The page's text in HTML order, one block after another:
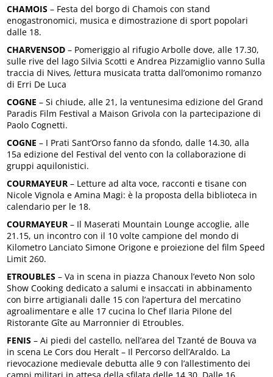
CHAMOIS – Festa del borgo di Chamois con stand
enogastronomici, musica e dimostrazione di sport popolari
dalle 18.
CHARVENSOD – Pomeriggio al rifugio Arbolle dove, alle 17.30,
sulle rive del lago Silvia Scotti e Andrea Pizzamiglio vanno Sulla
traccia di Nives, lettura musicata tratta dall’omonimo romanzo
di Erri De Luca
COGNE – Si chiude, alle 21, la ventunesima edizione del Grand
Paradis Film Festival a Maison Grivola con la partecipazione di
Paolo Cognetti.
COGNE – I Prati Sant’Orso fanno da sfondo, dalle 14.30, alla
15a edizione del Festival del vento con la collaborazione di
gruppi aquilonistici.
COURMAYEUR – Letture ad alta voce, racconti e tisane con
Nicole Vignola e Amina Magi: è la proposta della biblioteca in
calendario per le 18.
COURMAYEUR – Il Maserati Mountain Lounge accoglie, alle
21.15, un incontro con il 10 volte campione del mondo di
Kilometro Lanciato Simone Origone e proiezione del film Speed
Limit 260.
ETROUBLES – Va in scena in piazza Chanoux l’eveto Non solo
Show Cooking dedicato a salumi e insaccati in abbinamento
con birre artigianali dalle 15 con l’apertura del mercatino
agroalimentare e alle 17 cucina lo Chef Ilaria Pilone del
Ristorante Gîte au Marronnier di Etroubles.
FENIS – Ai piedi del castello, nell’area del Tzanté de Bouva va
in scena Le Cors dou Heralt – Il Percorso dell’Araldo. La
rievocazione medievale debutta alle 9 con l’allestimento dei